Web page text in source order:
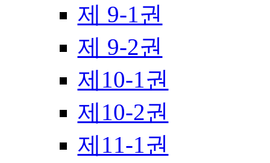
제 9-1권
제 9-2권
제10-1권
제10-2권
제11-1권